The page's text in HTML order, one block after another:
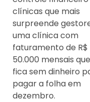
clínicas que mais
surpreende
uma clínica com
faturamento de R$
50.000 mensais que
fica sem dinheiro
pagar a folha em
dezembro.